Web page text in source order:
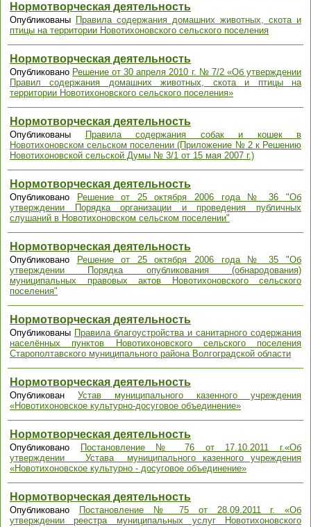
Нормотворческая деятельность
Опубликованы Правила содержания домашних животных, скота и
птицы на территории Новотихоновского сельского поселения
Нормотворческая деятельность
Опубликовано Решение от 30 апреля 2010 г. № 7/2 «Об утверждении
Правил содержания домашних животных, скота и птицы на
территории Новотихоновского сельского поселения»
Нормотворческая деятельность
Опубликованы
Правила содержания собак и кошек в
Новотихоновском сельском поселении (Приложение № 2 к Решению
Новотихоновской сельской Думы № 3/1 от 15 мая 2007 г.)
Нормотворческая деятельность
Опубликовано
Решение от 25 октября 2006 года № 36 "Об
утверждении Порядка организации и проведения публичных
слушаний в Новотихоновском сельском поселении"
Нормотворческая деятельность
Опубликовано
Решение от 25 октября 2006 года № 35 "Об
утверждении Порядка опубликования (обнародования)
муниципальных правовых актов Новотихоновского сельского
поселения"
Нормотворческая деятельность
Опубликованы Правила благоустройства и санитарного содержания
населённых пунктов Новотихоновского сельского поселения
Старополтавского муниципального района Волгоградской области
Нормотворческая деятельность
Опубликован Устав муниципального казенного учреждения
«Новотихоновское культурно-досуговое объединение»
Нормотворческая деятельность
Опубликовано
Постановление № 76 от 17.10.2011 г.«Об
утверждении Устава муниципального казенного учреждения
«Новотихоновское культурно - досуговое объединение»
Нормотворческая деятельность
Опубликовано
Постановление № 75 от 28.09.2011 г. «Об
утверждении реестра муниципальных услуг Новотихоновского